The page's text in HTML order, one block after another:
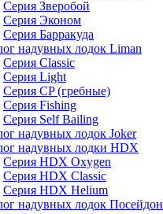
Серия Зверобой
Серия Эконом
Серия Барракуда
надувных лодок Liman
Серия Classic
Серия Light
Серия CP (гребные)
Серия Fishing
Серия Self Bailing
надувных лодок Joker
надувных лодки HDX
Серия HDX Oxygen
Серия HDX Classic
Серия HDX Helium
надувных лодок Посейдон